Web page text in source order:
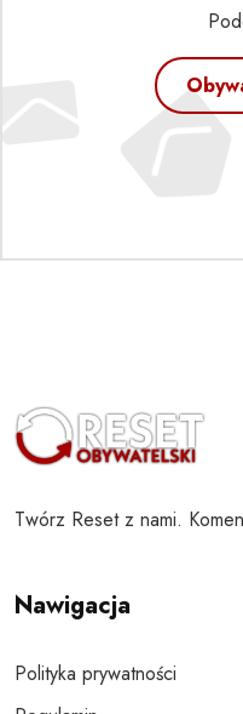
Twórz Reset z nami.
Nawigacja
Polityka prywatności